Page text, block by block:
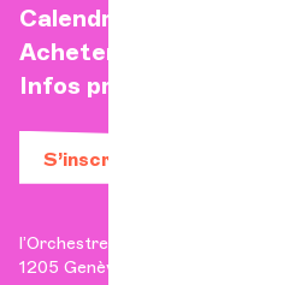
Calendrier
Acheter un billet
Infos pratiques
S’inscrire à la newsletter
l’Orchestre de Chambre de Genève
1205 Genève